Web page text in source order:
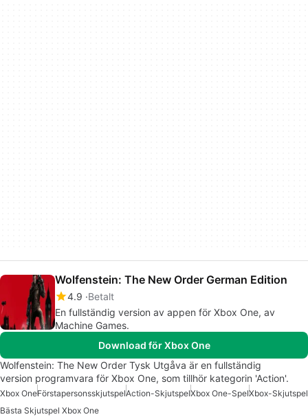
Wolfenstein: The New Order German Edition
4.9 Betalt
En fullständig version av appen för Xbox One, av
Machine Games.
Download för Xbox One
Wolfenstein: The New Order Tysk Utgåva är en fullständig
version programvara för Xbox One, som tillhör kategorin 'Action'.
Xbox OneFörstapersonsskjutspelAction-SkjutspelXbox One-SpelXbox-Skjutspel
Bästa Skjutspel Xbox One